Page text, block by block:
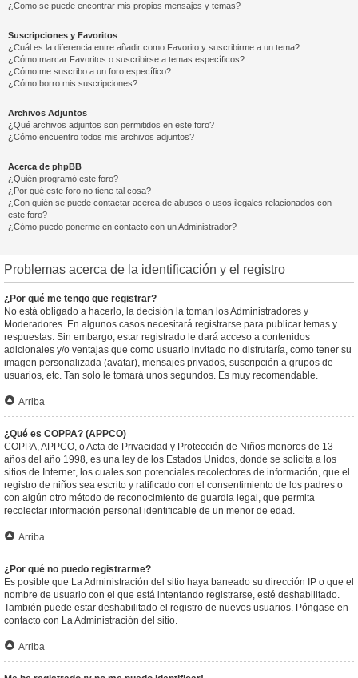
¿Como se puede encontrar mis propios mensajes y temas?
Suscripciones y Favoritos
¿Cuál es la diferencia entre añadir como Favorito y suscribirme a un tema?
¿Cómo marcar Favoritos o suscribirse a temas específicos?
¿Cómo me suscribo a un foro específico?
¿Cómo borro mis suscripciones?
Archivos Adjuntos
¿Qué archivos adjuntos son permitidos en este foro?
¿Cómo encuentro todos mis archivos adjuntos?
Acerca de phpBB
¿Quién programó este foro?
¿Por qué este foro no tiene tal cosa?
¿Con quién se puede contactar acerca de abusos o usos ilegales relacionados con
este foro?
¿Cómo puedo ponerme en contacto con un Administrador?
Problemas acerca de la identificación y el registro
¿Por qué me tengo que registrar?
No está obligado a hacerlo, la decisión la toman los Administradores y
Moderadores. En algunos casos necesitará registrarse para publicar temas y
respuestas. Sin embargo, estar registrado le dará acceso a contenidos
adicionales y/o ventajas que como usuario invitado no disfrutaría, como tener su
imagen personalizada (avatar), mensajes privados, suscripción a grupos de
usuarios, etc. Tan solo le tomará unos segundos. Es muy recomendable.
Arriba
¿Qué es COPPA? (APPCO)
COPPA, APPCO, o Acta de Privacidad y Protección de Niños menores de 13
años del año 1998, es una ley de los Estados Unidos, donde se solicita a los
sitios de Internet, los cuales son potenciales recolectores de información, que el
registro de niños sea escrito y ratificado con el consentimiento de los padres o
con algún otro método de reconocimiento de guardia legal, que permita
recolectar información personal identificable de un menor de edad.
Arriba
¿Por qué no puedo registrarme?
Es posible que La Administración del sitio haya baneado su dirección IP o que el
nombre de usuario con el que está intentando registrarse, esté deshabilitado.
También puede estar deshabilitado el registro de nuevos usuarios. Póngase en
contacto con La Administración del sitio.
Arriba